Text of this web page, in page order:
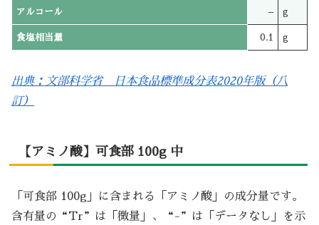
アルコール – g
食塩相当量 0.1 g
出典：文部科学省 日本食品標準成分表2020年版（八
訂）
【アミノ酸】可食部 100g 中
「可食部 100g」に含まれる「アミノ酸」の成分量です。
含有量の“Tr”は「微量」、“-”は「データなし」を示